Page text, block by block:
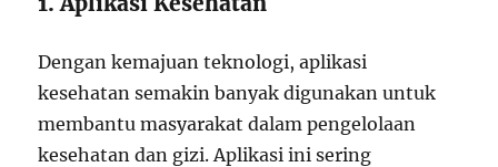
Dengan kemajuan teknologi, aplikasi
kesehatan semakin banyak digunakan untuk
membantu masyarakat dalam pengelolaan
kesehatan dan gizi. Aplikasi ini sering